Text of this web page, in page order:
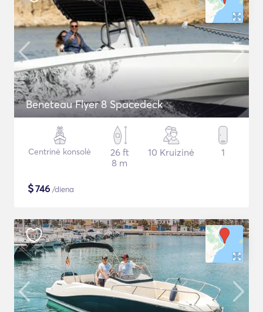
Beneteau Flyer 8 Spacedeck
Centrinė konsolė
26 ft
8 m
10 Kruizinė 1
$746 /diena